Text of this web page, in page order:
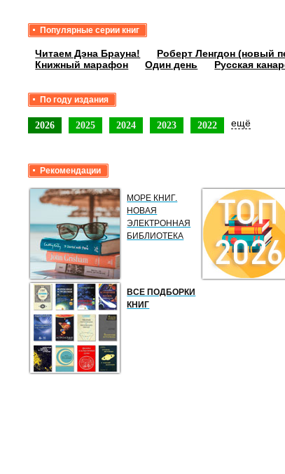
Популярные серии книг
Читаем Дэна Брауна! Роберт Ленгдон (новый
Книжный марафон
Один день Русская
По году издания
2026 2025 2024 2023 2022 ещё
Рекомендации
МОРЕ КНИГ.
НОВАЯ
ЭЛЕКТРОННАЯ
БИБЛИОТЕКА
ВСЕ ПОДБОРКИ
КНИГ